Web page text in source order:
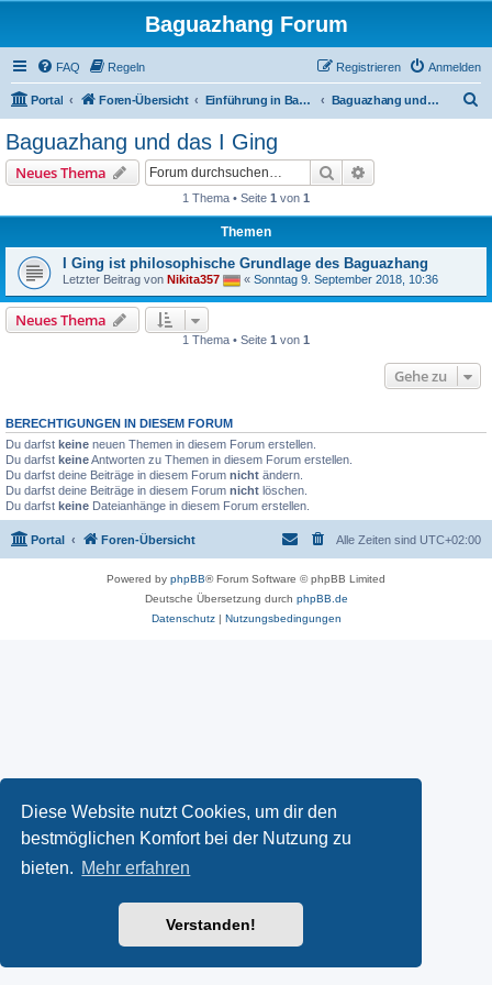
Diese Website nutzt Cookies, um dir den
bestmöglichen Komfort bei der Nutzung zu
bieten. Mehr erfahren
Verstanden!
Baguazhang Forum
FAQ Regeln Anmelden
Registrieren
Portal Foren-Übersicht Einführung in Baguazhang Baguazhang und das I Ging
Baguazhang und das I Ging
Neues Thema Suche
1 Thema • Seite 1 von 1
Themen
I Ging ist philosophische Grundlage des Baguazhang
Letzter Beitrag von Nikita357 « Sonntag 9. September 2018, 10:36
Neues Thema
1 Thema • Seite 1 von 1
Gehe zu
BERECHTIGUNGEN IN DIESEM FORUM
Du darfst keine neuen Themen in diesem Forum erstellen.
Du darfst keineAntworten zu Themen in diesem Forum erstellen.
Du darfst deine Beiträge in diesem Forum nicht ändern.
Du darfst deine Beiträge in diesem Forum nicht löschen.
Du darfst keine Dateianhänge in diesem Forum erstellen.
Portal Foren-Übersicht Alle Zeiten sind UTC+02:00
Powered by phpBB® Forum Software © phpBB Limited
Deutsche Übersetzung durch phpBB.de
Datenschutz| Nutzungsbedingungen